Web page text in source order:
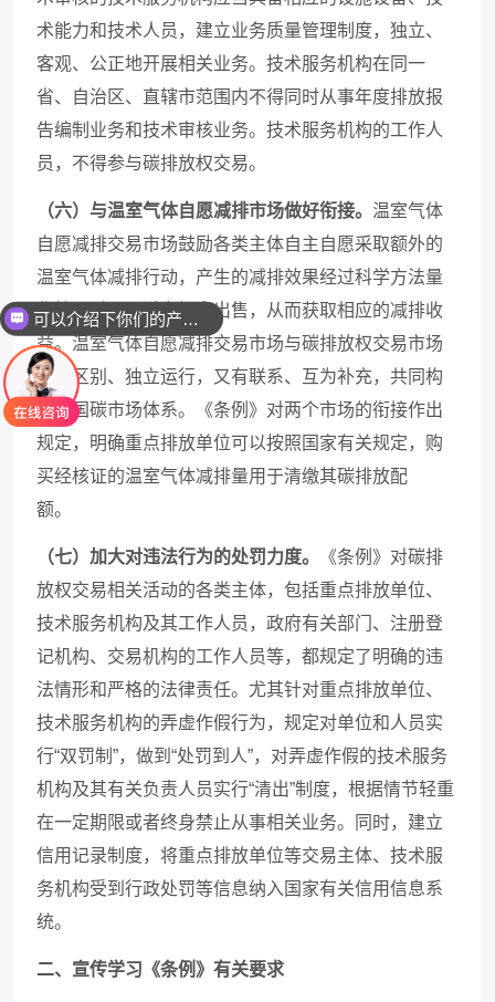
术能力和技术人员，建立业务质量管理制度，独立、
客观、公正地开展相关业务。技术服务机构在同一
省、自治区、直辖市范围内不得同时从事年度排放报
告编制业务和技术审核业务。技术服务机构的工作人
员，不得参与碳排放权交易。
（六）与温室气体自愿减排市场做好衔接。 温室气体
自愿减排交易市场鼓励各类主体自主自愿采取额外的
温室气体减排行动，产生的减排效果经过科学方法量
化核证后，通过市场来出售，从而获取相应的减排收
益。温室气体自愿减排交易市场与碳排放权交易市场
既有区别、独立运行，又有联系、互为补充，共同构
成我国碳市场体系。《条例》对两个市场的衔接作出
规定，明确重点排放单位可以按照国家有关规定，购
买经核证的温室气体减排量用于清缴其碳排放配
额。
（七）加大对违法行为的处罚力度。
《条例》对碳排
放权交易相关活动的各类主体，包括重点排放单位、
技术服务机构及其工作人员，政府有关部门、注册登
记机构、交易机构的工作人员等，都规定了明确的违
法情形和严格的法律责任。尤其针对重点排放单位、
技术服务机构的弄虚作假行为，规定对单位和人员实
行“双罚制”，做到“处罚到人”，对弄虚作假的技术服务
机构及其有关负责人员实行“清出”制度，根据情节轻重
在一定期限或者终身禁止从事相关业务。同时，建立
信用记录制度，将重点排放单位等交易主体、技术服
务机构受到行政处罚等信息纳入国家有关信用信息系
统。
二、宣传学习《条例》有关要求